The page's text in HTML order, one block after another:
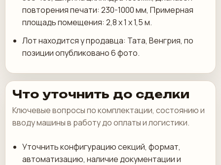
повторения печати: 230-1000 мм, Примерная
площадь помещения: 2,8 х 1 х 1,5 м.
Лот находится у продавца: Тата, Венгрия, по
позиции опубликовано 6 фото.
Что уточнить до сделки
Ключевые вопросы по комплектации, состоянию и
вводу машины в работу до оплаты и логистики.
Уточнить конфигурацию секций, формат,
автоматизацию, наличие документации и